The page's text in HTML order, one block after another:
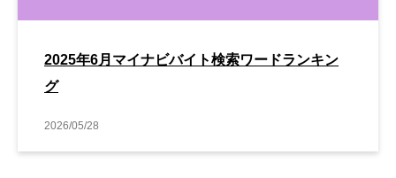
2025年6月マイナビバイト検索ワードランキン
グ
2026/05/28